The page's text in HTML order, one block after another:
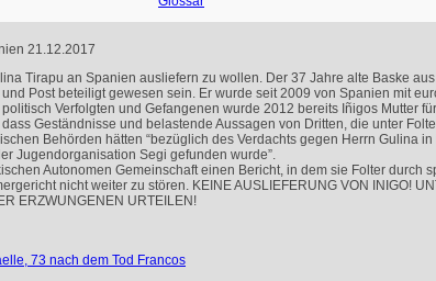
21.12.2017
Tirapu an Spanien ausliefern zu wollen. Der 37 Jahre alte Baske
Post beteiligt gewesen sein. Er wurde seit 2009 von Spanien mit
Verfolgten und Gefangenen wurde 2012 bereits Iñigos Mutter
Geständnisse und belastende Aussagen von Dritten, die unter
Behörden hätten “bezüglich des Verdachts gegen Herrn Gulina
Jugendorganisation Segi gefunden wurde”.
Autonomen Gemeinschaft einen Bericht, in dem sie Folter durch
nicht weiter zu stören. KEINEAUSLIEFERUNG VON INIGO!
ERZWUNGENEN URTEILEN !
73 nach dem Tod Francos